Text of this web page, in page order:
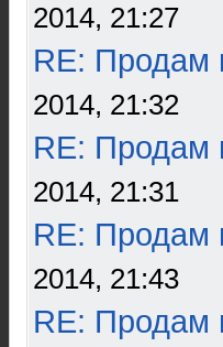
2014, 21:27
RE: Продам
2014, 21:32
RE: Продам
2014, 21:31
RE: Продам
2014, 21:43
RE: Продам